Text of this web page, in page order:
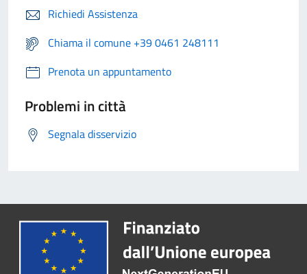
Richiedi Assistenza
Chiama il comune +39 0461 248111
Prenota un appuntamento
Problemi in città
Segnala disservizio